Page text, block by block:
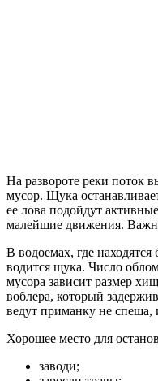
На развороте реки поток
мусор. Щука
ее лова подойдут
малейшие движения.
В водоемах, где
водится щука. Число
мусора зависит размер
воблера, который
ведут приманку не спеша,
Хорошее место для
заводи;